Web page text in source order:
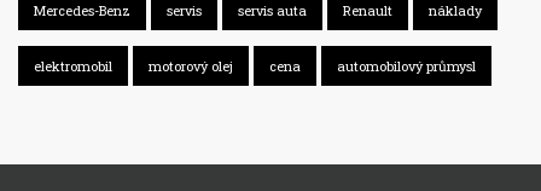
Mercedes-Benz servis servis auta Renault náklady
elektromobil motorový olej cena automobilový průmysl